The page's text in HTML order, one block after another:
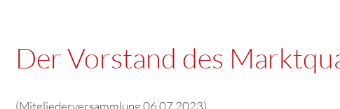
Der Vorstand des
(Mitgliederversammlung 06.07.2023)